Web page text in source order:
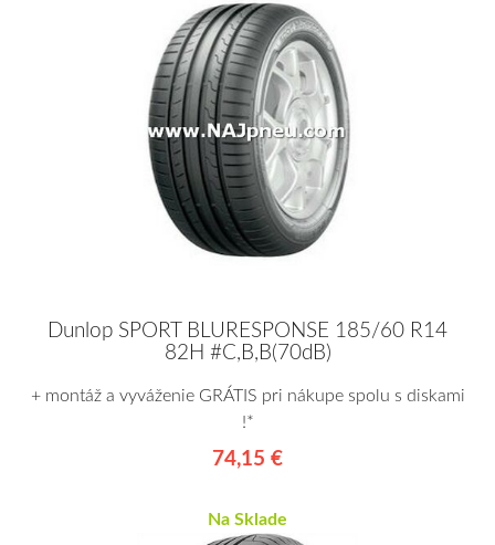
Dunlop SPORT BLURESPONSE 185/60 R14
82H #C,B,B(70dB)
+ montáž a vyváženie GRÁTIS pri nákupe spolu s diskami
!*
74,15 €
Na Sklade